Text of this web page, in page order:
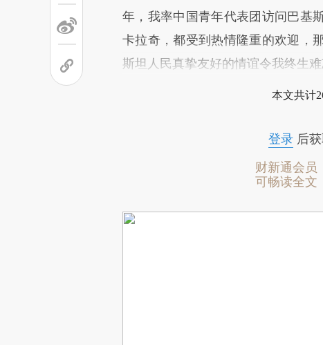
年，我率中国青年代表团访问巴基
卡拉奇，都受到热情隆重的欢迎，
斯坦人民真挚友好的情谊令我终生难
本文共计
登录后获
财新通会员
可畅读全文